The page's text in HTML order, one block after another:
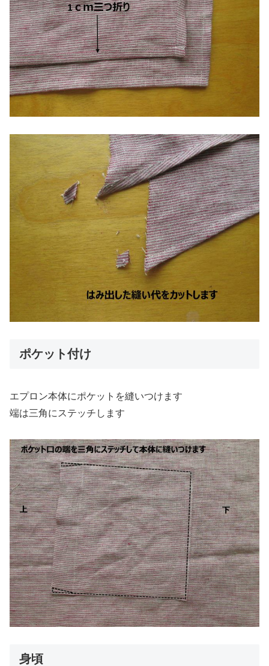
ポケット付け
エプロン本体にポケットを縫いつけます
端は三角にステッチします
身頃